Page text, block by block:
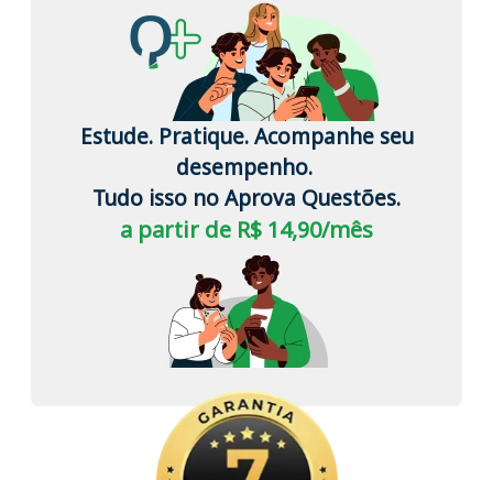
Estude. Pratique. Acompanhe seu
desempenho.
Tudo isso no Aprova Questões.
a partir de R$ 14,90/mês